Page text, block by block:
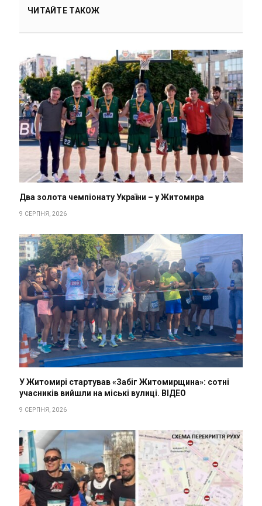
ЧИТАЙТЕ ТАКОЖ
Два золота чемпіонату України – у Житомира
9 СЕРПНЯ, 2026
У Житомирі стартував «Забіг Житомирщина»: сотні
учасників вийшли на міські вулиці. ВІДЕО
9 СЕРПНЯ, 2026